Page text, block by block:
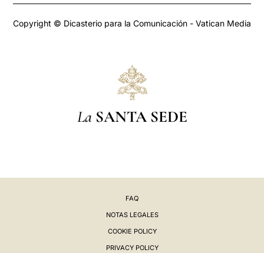
Copyright © Dicasterio para la Comunicación - Vatican Media
La SANTA SEDE
FAQ
NOTAS LEGALES
COOKIE POLICY
PRIVACY POLICY